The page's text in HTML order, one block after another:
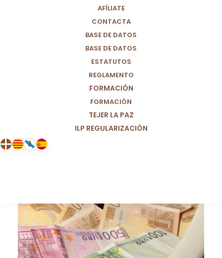
AFÍLIATE
CONTACTA
BASE DE DATOS
BASE DE DATOS
ESTATUTOS
REGLAMENTO
FORMACIÓN
FORMACIÓN
TEJER LA PAZ
ILP REGULARIZACIÓN
JUSTO (M+J)